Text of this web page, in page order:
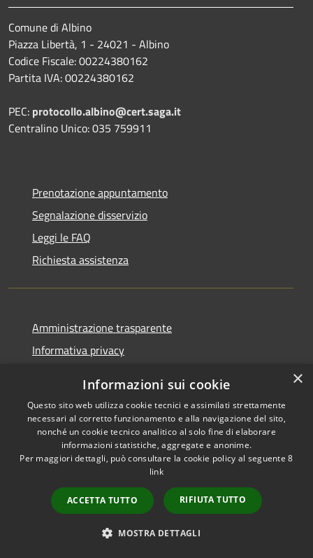
Comune di Albino
Piazza Libertà, 1 - 24021 - Albino
Codice Fiscale: 00224380162
Partita IVA: 00224380162
PEC: protocollo.albino@cert.saga.it
Centralino Unico: 035 759911
Prenotazione appuntamento
Segnalazione disservizio
Leggi le FAQ
Richiesta assistenza
Amministrazione trasparente
Informativa privacy
Dichiarazione di accessibilità
RSS
Copyright © 2026 • Comune di
Municipium•
Accesso
redazione
×
Informazioni sui cookie
Questo sito web utilizza cookie tecnici e assimilati strettamente
necessari al corretto funzionamento e alla navigazione del sito,
nonché un cookie tecnico analitico al solo fine di elaborare
informazioni statistiche, aggregate e anonime.
Per maggiori dettagli, può consultare la cookie policy al seguente8
link
ACCETTA TUTTO RIFIUTA TUTTO
MOSTRA DETTAGLI